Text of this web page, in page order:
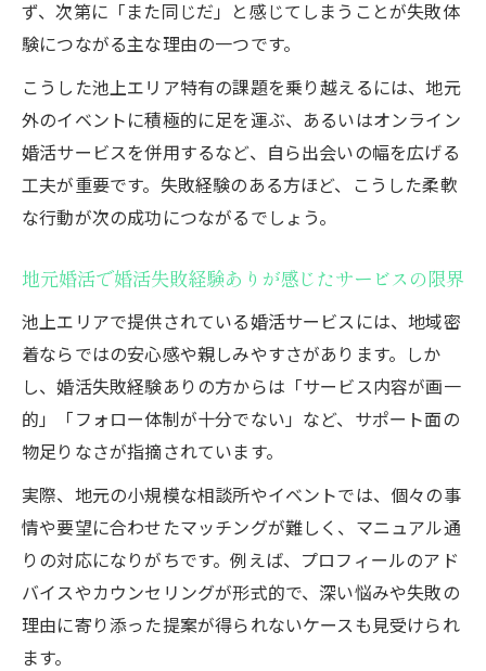
ず、次第に「また同じだ」と感じてしまうことが失敗体
験につながる主な理由の一つです。
こうした池上エリア特有の課題を乗り越えるには、地元
外のイベントに積極的に足を運ぶ、あるいはオンライン
婚活サービスを併用するなど、自ら出会いの幅を広げる
工夫が重要です。失敗経験のある方ほど、こうした柔軟
な行動が次の成功につながるでしょう。
地元婚活で婚活失敗経験ありが感じたサービスの限界
池上エリアで提供されている婚活サービスには、地域密
着ならではの安心感や親しみやすさがあります。しか
し、婚活失敗経験ありの方からは「サービス内容が画一
的」「フォロー体制が十分でない」など、サポート面の
物足りなさが指摘されています。
実際、地元の小規模な相談所やイベントでは、個々の事
情や要望に合わせたマッチングが難しく、マニュアル通
りの対応になりがちです。例えば、プロフィールのアド
バイスやカウンセリングが形式的で、深い悩みや失敗の
理由に寄り添った提案が得られないケースも見受けられ
ます。